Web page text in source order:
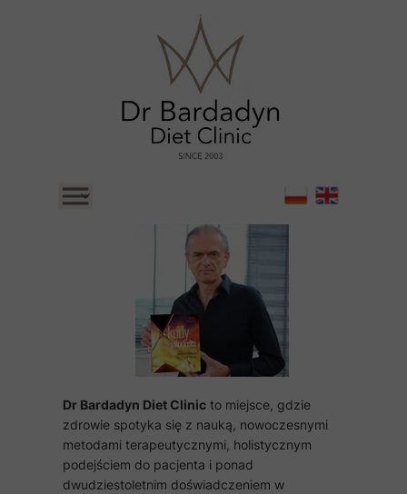
Dr Bardadyn Diet Clinic to miejsce, gdzie
zdrowie spotyka się z nauką, nowoczesnymi
metodami terapeutycznymi, holistycznym
podejściem do pacjenta i ponad
dwudziestoletnim doświadczeniem w
STRONA GŁÓWNA
GOTOWE DIETY KLINICZNE